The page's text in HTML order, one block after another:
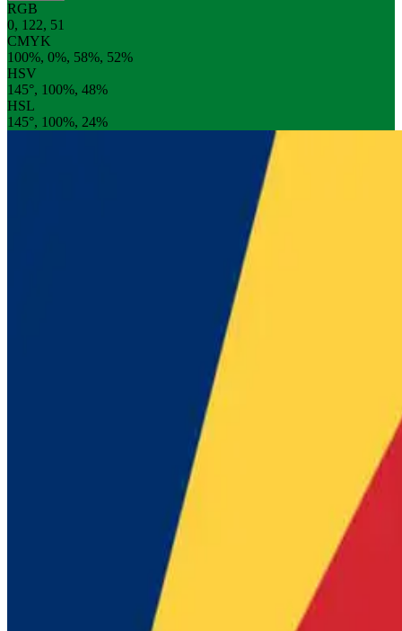
RGB
0, 122, 51
CMYK
100%, 0%, 58%, 52%
HSV
145°, 100%, 48%
HSL
145°, 100%, 24%